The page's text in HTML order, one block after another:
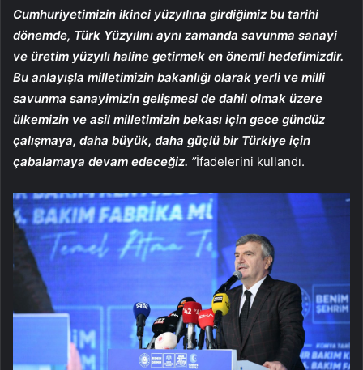
Cumhuriyetimizin ikinci yüzyılına girdiğimiz bu tarihi
dönemde, Türk Yüzyılını aynı zamanda savunma sanayi
ve üretim yüzyılı haline getirmek en önemli hedefimizdir.
Bu anlayışla milletimizin bakanlığı olarak yerli ve milli
savunma sanayimizin gelişmesi de dahil olmak üzere
ülkemizin ve asil milletimizin bekası için gece gündüz
çalışmaya, daha büyük, daha güçlü bir Türkiye için
çabalamaya devam edeceğiz. ”İfadelerini kullandı.